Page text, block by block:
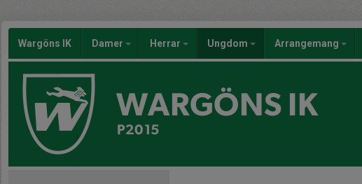
Wargöns IK Damer Herrar Ungdom Arrangemang
WARGÖNS IK
P2015